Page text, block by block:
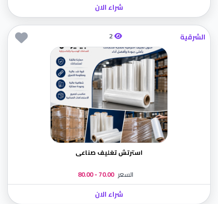
شراء الان
الشرقية
استرتش تغليف صناعى
السعر 70.00 - 80.00
شراء الان